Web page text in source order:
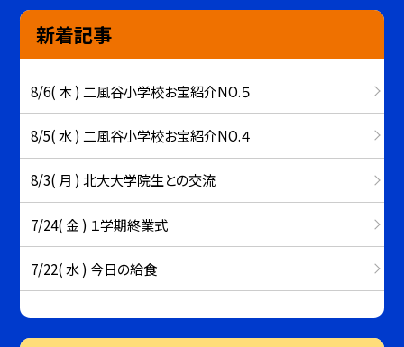
新着記事
8/6( 木 ) 二風谷小学校お宝紹介NO.５
8/5( 水 ) 二風谷小学校お宝紹介NO.４
8/3( 月 ) 北大大学院生との交流
7/24( 金 ) １学期終業式
7/22( 水 ) 今日の給食